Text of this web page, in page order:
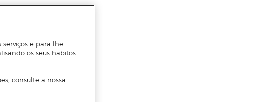
e para lhe
os seus hábitos
consulte a nossa